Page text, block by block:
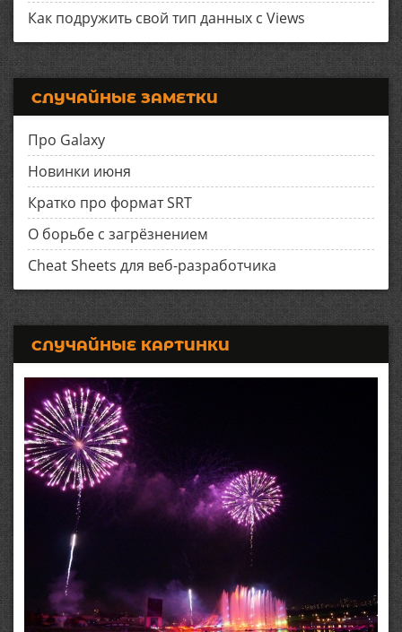
Как подружить свой тип данных с Views
СЛУЧАЙНЫЕ ЗАМЕТКИ
Про Galaxy
Новинки июня
Кратко про формат SRT
О борьбе с загрёзнением
Cheat Sheets для веб-разработчика
СЛУЧАЙНЫЕ КАРТИНКИ